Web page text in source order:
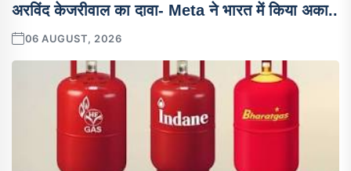
अरविंद केजरीवाल का दावा- Meta ने भारत में किया अका..
06 AUGUST, 2026